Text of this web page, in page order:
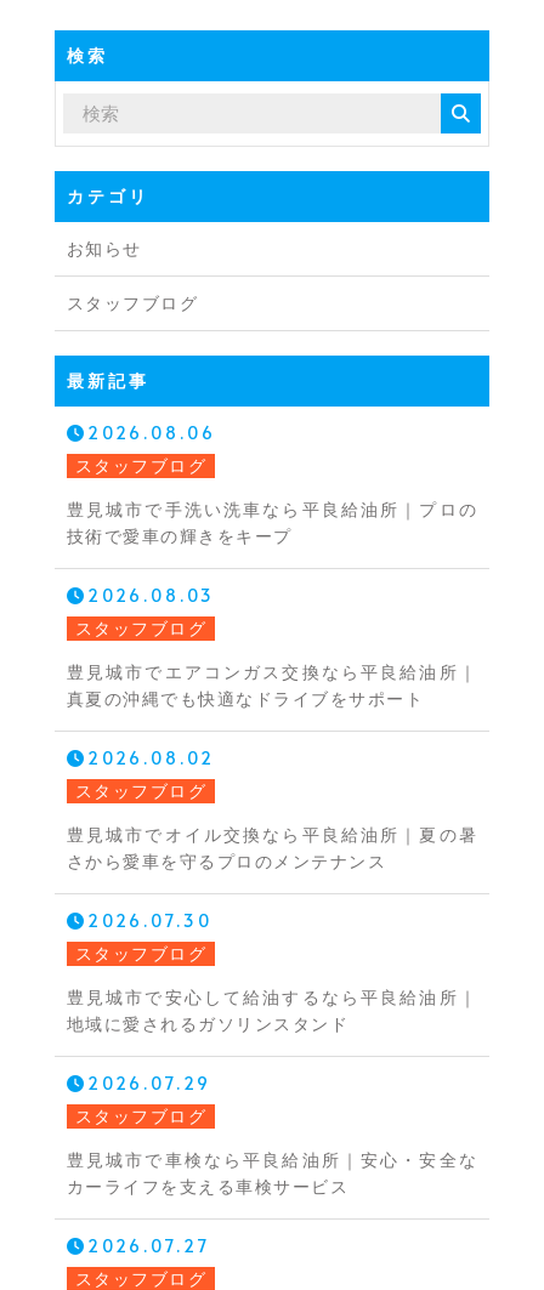
検索
カテゴリ
お知らせ
スタッフブログ
最新記事
2026.08.06
スタッフブログ
豊見城市で手洗い洗車なら平良給油所｜プロの
技術で愛車の輝きをキープ
2026.08.03
スタッフブログ
豊見城市でエアコンガス交換なら平良給油所｜
真夏の沖縄でも快適なドライブをサポート
2026.08.02
スタッフブログ
豊見城市でオイル交換なら平良給油所｜夏の暑
さから愛車を守るプロのメンテナンス
2026.07.30
スタッフブログ
豊見城市で安心して給油するなら平良給油所｜
地域に愛されるガソリンスタンド
2026.07.29
スタッフブログ
豊見城市で車検なら平良給油所｜安心・安全な
カーライフを支える車検サービス
2026.07.27
スタッフブログ